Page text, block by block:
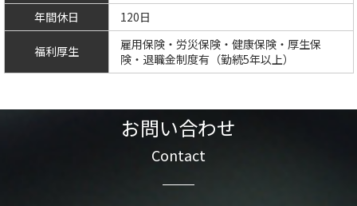
年間休日
120日
福利厚生
雇用保険・労災保険・健康保険・厚生保
険・退職金制度有（勤続5年以上）
お問い合わせ
Contact